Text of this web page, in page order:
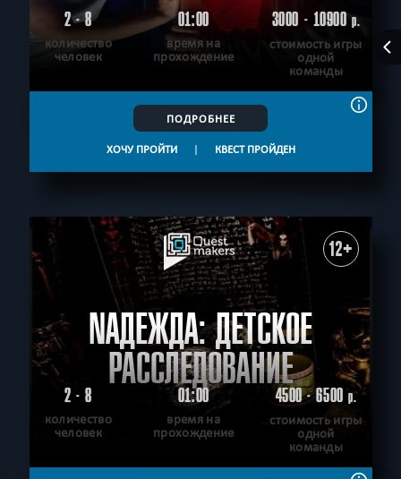
2 - 8
количество
человек
01:00
время на
прохождение
3000 - 10900р.
стоимость игры
одной
команды
ПОДРОБНЕЕ
ХОЧУ ПРОЙТИ | КВЕСТ ПРОЙДЕН
12+
NАДЕЖДА: ДЕТСКОЕ
РАССЛЕДОВАНИЕ
2 - 8
количество
человек
01:00
время на
прохождение
4500 - 6500р.
стоимость игры
одной
команды